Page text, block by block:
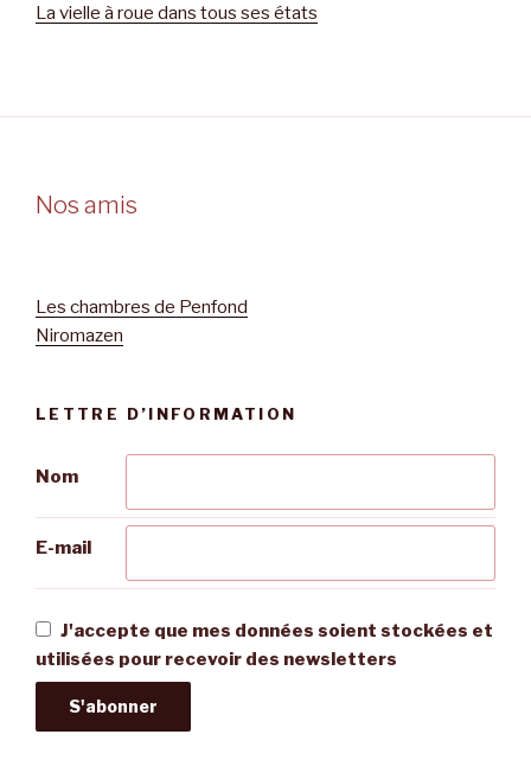
La vielle à roue dans tous ses états
Nos amis
Les chambres de Penfond
Niromazen
LETTRE D’INFORMATION
Nom
E-mail
J'accepte que mes données soient stockées et
utilisées pour recevoir des newsletters